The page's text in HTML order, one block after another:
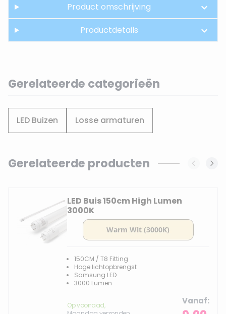
Product omschrijving
Productdetails
Gerelateerde categorieën
LED Buizen Losse armaturen
Navigating through the elements of the carousel is
Press to skip carousel
Gerelateerde producten
LED Buis 150cm High Lumen
3000K
150CM / T8 Fitting
Hoge lichtopbrengst
Samsung LED
3000 Lumen
Op voorraad,
Vanaf